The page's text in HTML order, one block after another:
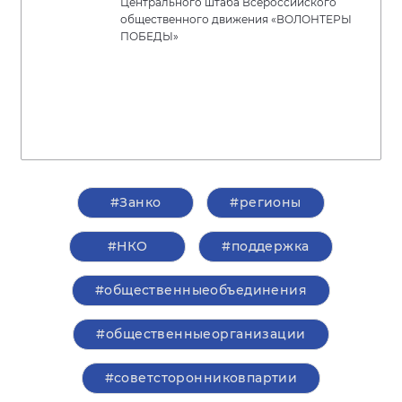
общественного движения «ВОЛОНТЕРЫ
ПОБЕДЫ»
#Занко #регионы
#НКО #поддержка
#общественныеобъединения
#общественныеорганизации
#советсторонниковпартии